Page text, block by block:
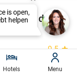
51%
+ evt. diner
9.5star
Hotels Menu